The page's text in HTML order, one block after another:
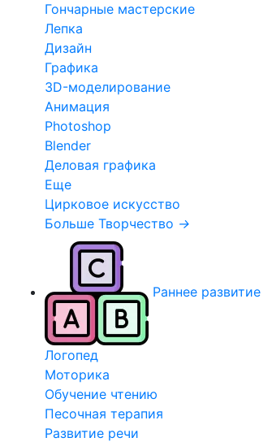
Гончарные мастерские
Лепка
Дизайн
Графика
3D-моделирование
Анимация
Photoshop
Blender
Деловая графика
Еще
Цирковое искусство
Больше Творчество →
Раннее развитие
Логопед
Моторика
Обучение чтению
Песочная терапия
Развитие речи